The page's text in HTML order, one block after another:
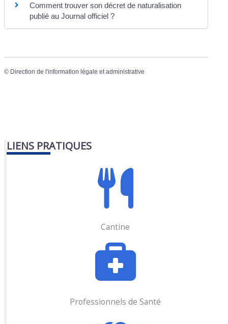
Comment trouver son décret de naturalisation
publié au Journal officiel ?
© Direction de l'information légale et administrative
LIENS PRATIQUES
Cantine
Professionnels de Santé